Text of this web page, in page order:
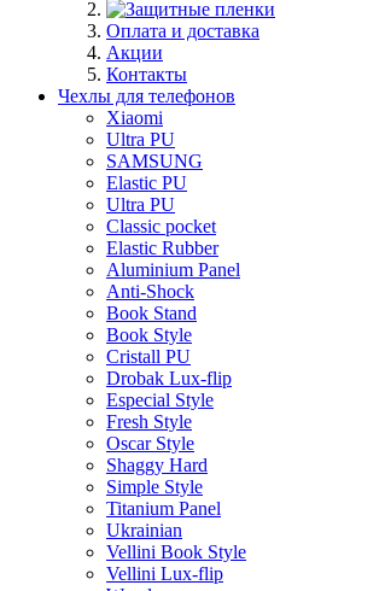
Оплата и доставка
Акции
Контакты
Чехлы для телефонов
Xiaomi
Ultra PU
SAMSUNG
Elastic PU
Ultra PU
Classic pocket
Elastic Rubber
Aluminium Panel
Anti-Shock
Book Stand
Book Style
Cristall PU
Drobak Lux-flip
Especial Style
Fresh Style
Oscar Style
Shaggy Hard
Simple Style
Titanium Panel
Ukrainian
Vellini Book Style
Vellini Lux-flip